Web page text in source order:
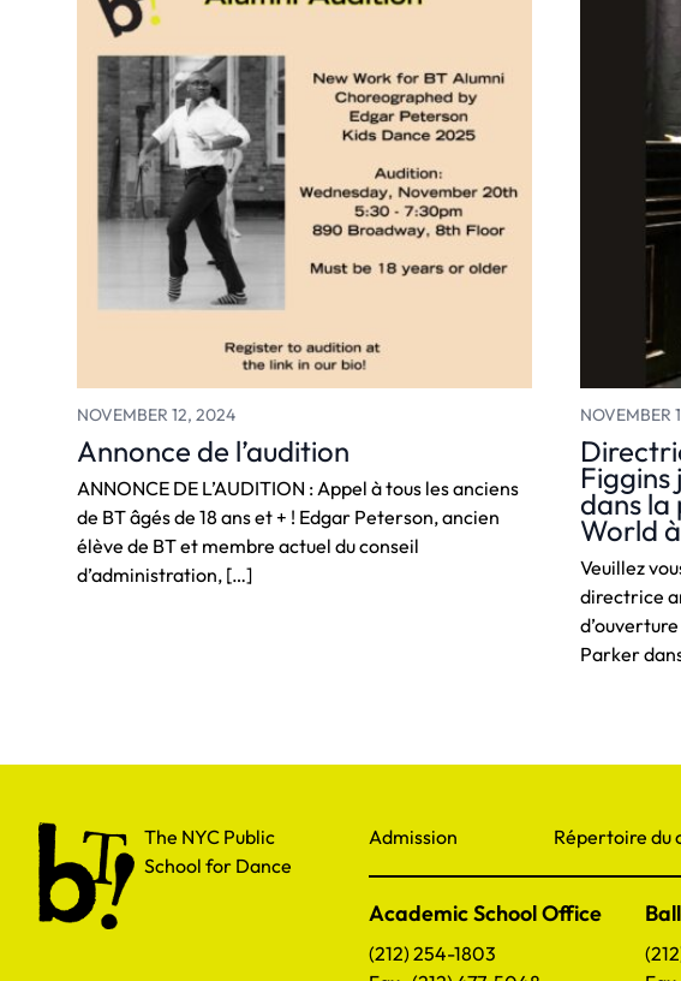
NOVEMBER 12, 2024
Annonce de l’audition
ANNONCE DE L’AUDITION : Appel à tous les anciens
de BT âgés de 18 ans et + ! Edgar Peterson, ancien
élève de BT et membre actuel du conseil
d’administration, […]
NOVEMBER
Figgins
dans la
World
Veuillez
directrice
Parker
The NYC Public School for Dance
The NYC Public
School for Dance
Admission Répertoire du
Academic School Office
(212) 254-1803